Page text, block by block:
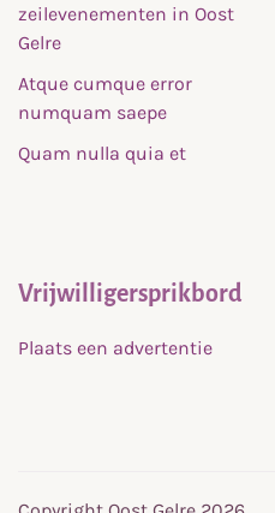
zeilevenementen in Oost
Gelre
Atque cumque error
numquam saepe
Quam nulla quia et
Vrijwilligersprikbord
Plaats een advertentie